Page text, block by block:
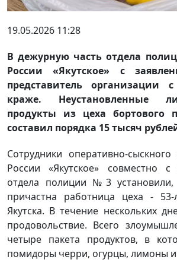
19.05.2026 11:28
В дежурную часть отдела
России «Якутское» с
представитель организации
краже. Неустановленные
продукты из цеха бортового
составил порядка 15 тысяч
Сотрудники оперативно-
России «Якутское» совместно с
отдела полиции №3
причастна работница цеха - 53-
Якутска. В течение нескольких
продовольствие. Всего
четыре пакета продуктов, в
помидоры черри, огурцы, лимоны и